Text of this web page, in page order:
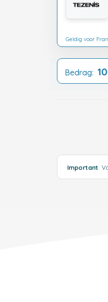
Geldig voor
Bedrag:
Important: